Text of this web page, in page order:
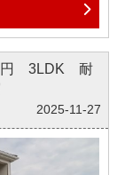
た。
もあり10日交
ているところ
件はほぼ全て
円 3LDK 耐
2025-11-27